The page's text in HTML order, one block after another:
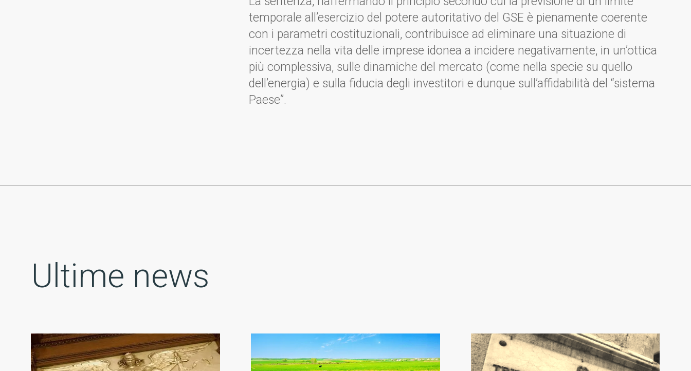
temporale all’esercizio del potere autoritativo del GSE è pienamente coerente
con i parametri costituzionali, contribuisce ad eliminare una situazione di
incertezza nella vita delle imprese idonea a incidere negativamente, in un’ottica
più complessiva, sulle dinamiche del mercato (come nella specie su quello
dell’energia) e sulla fiducia degli investitori e dunque sull’affidabilità del “sistema
Paese”.
Ultime news